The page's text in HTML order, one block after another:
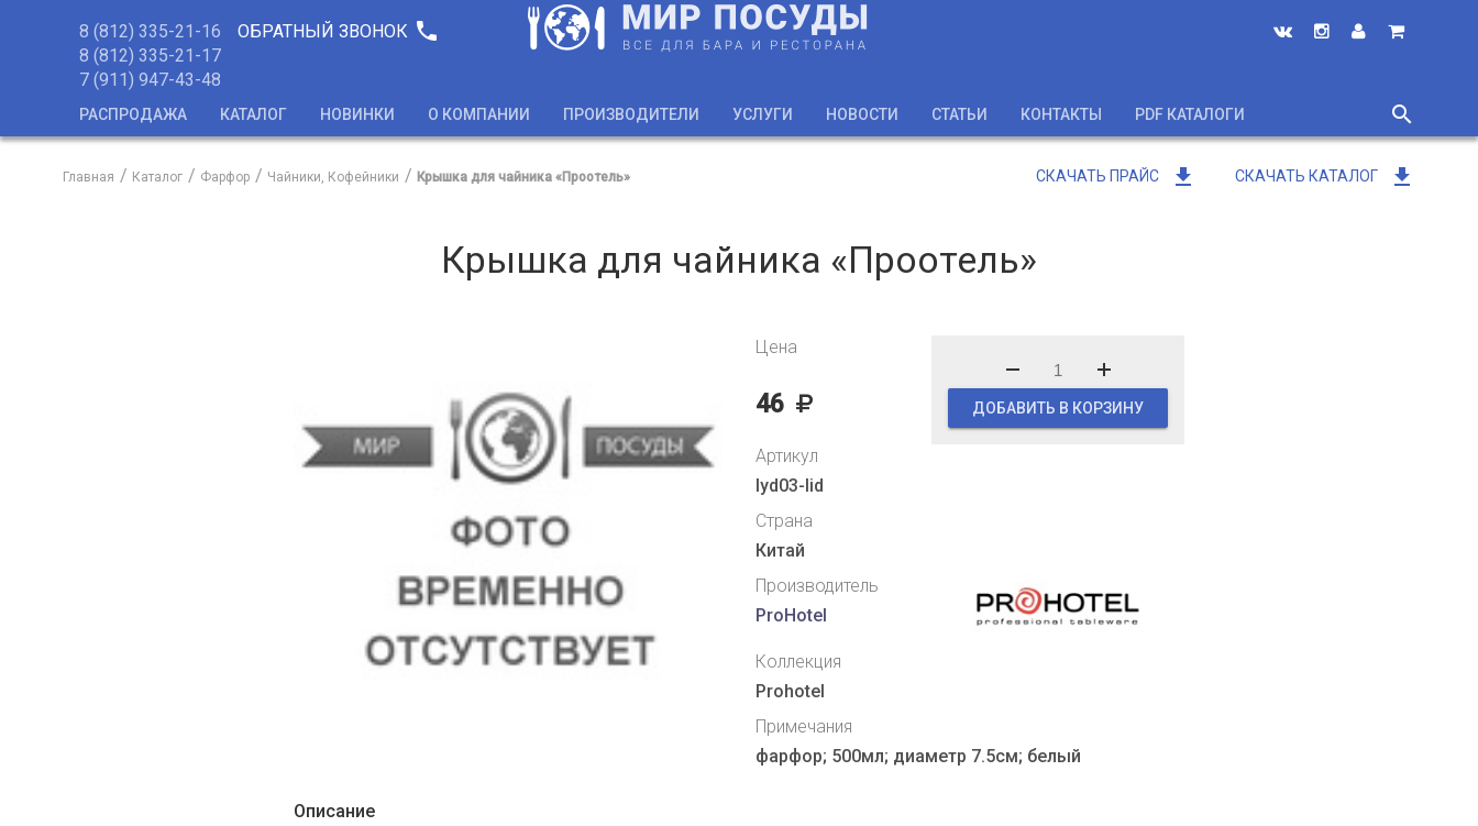
8 (812) 335-21-16
8 (812) 335-21-17
7 (911) 947-43-48
ОБРАТНЫЙ ЗВОНОК phone
РАСПРОДАЖА КАТАЛОГ НОВИНКИ О КОМПАНИИ ПРОИЗВОДИТЕЛИ УСЛУГИ НОВОСТИ СТАТЬИ КОНТАКТЫ PDF КАТАЛОГИ
search
close
СКАЧАТЬ ПРАЙС get_app СКАЧАТЬ КАТАЛОГ get_app
Главная Каталог Фарфор Чайники, Кофейники Крышка для чайника «Проотель»
Крышка для чайника «Проотель»
Цена
46 ДОБАВИТЬ В КОРЗИНУ
Артикул
lyd03-lid
Страна
Китай
Производитель
ProHotel
Коллекция
Prohotel
Примечания
фарфор; 500мл; диаметр 7.5см; белый
Описание